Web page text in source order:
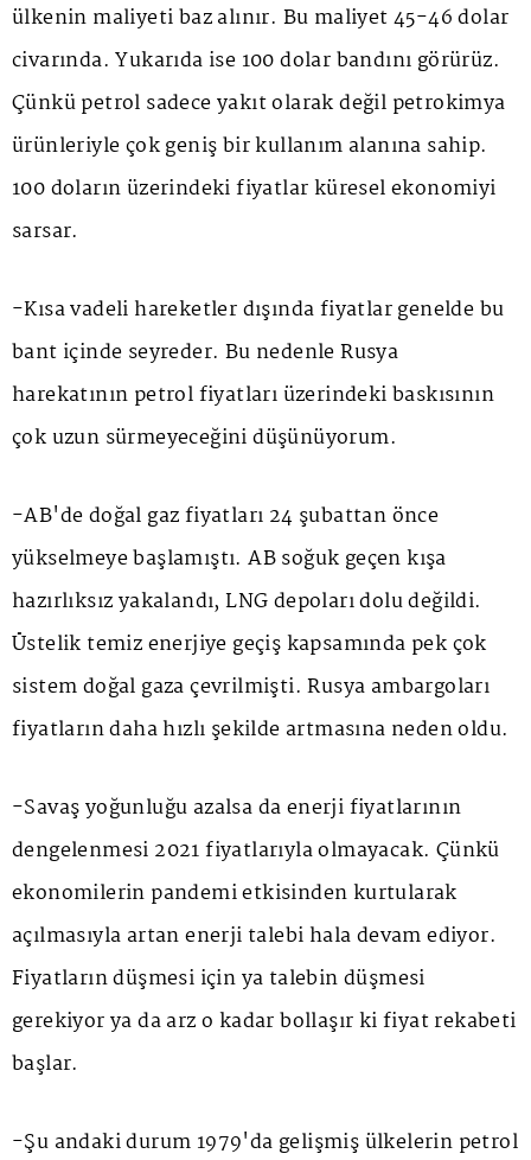
ülkenin maliyeti baz alınır. Bu maliyet 45-46 dolar
civarında. Yukarıda ise 100 dolar bandını görürüz.
Çünkü petrol sadece yakıt olarak değil petrokimya
ürünleriyle çok geniş bir kullanım alanına sahip.
100 doların üzerindeki fiyatlar küresel ekonomiyi
sarsar.
-Kısa vadeli hareketler dışında fiyatlar genelde bu
bant içinde seyreder. Bu nedenle Rusya
harekatının petrol fiyatları üzerindeki baskısının
çok uzun sürmeyeceğini düşünüyorum.
-AB'de doğal gaz fiyatları 24 şubattan önce
yükselmeye başlamıştı. AB soğuk geçen kışa
hazırlıksız yakalandı, LNG depoları dolu değildi.
Üstelik temiz enerjiye geçiş kapsamında pek çok
sistem doğal gaza çevrilmişti. Rusya ambargoları
fiyatların daha hızlı şekilde artmasına neden oldu.
-Savaş yoğunluğu azalsa da enerji fiyatlarının
dengelenmesi 2021 fiyatlarıyla olmayacak. Çünkü
ekonomilerin pandemi etkisinden kurtularak
açılmasıyla artan enerji talebi hala devam ediyor.
Fiyatların düşmesi için ya talebin düşmesi
gerekiyor ya da arz o kadar bollaşır ki fiyat rekabeti
başlar.
-Şu andaki durum 1979'da gelişmiş ülkelerin petrol